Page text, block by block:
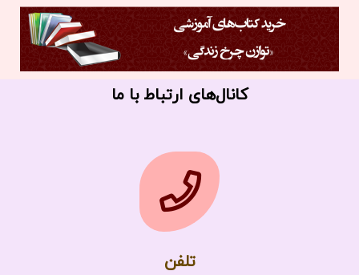
کانال‌های ارتباط با ما
تلفن